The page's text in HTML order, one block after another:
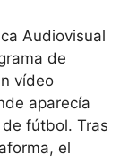
Audiovisual
de
vídeo
aparecía
fútbol. Tras
el